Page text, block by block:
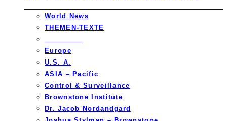
World News
THEMEN-TEXTE
Europe
U.S. A.
ASIA – Pacific
Control & Surveillance
Brownstone Institute
Dr. Jacob Nordandgard